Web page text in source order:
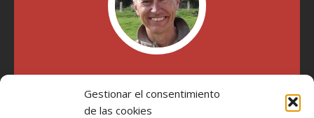
Gestionar el consentimiento
de las cookies
"Soy Manel Hospido, nací en Valencia en 1969 y desde el
año 2007 he escrito sobre motos en distintos medios.
Millatrece.com es una apuesta por escribir sobre lo que me